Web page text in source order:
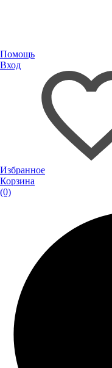
Помощь
Вход
Избранное
Корзина
(0)